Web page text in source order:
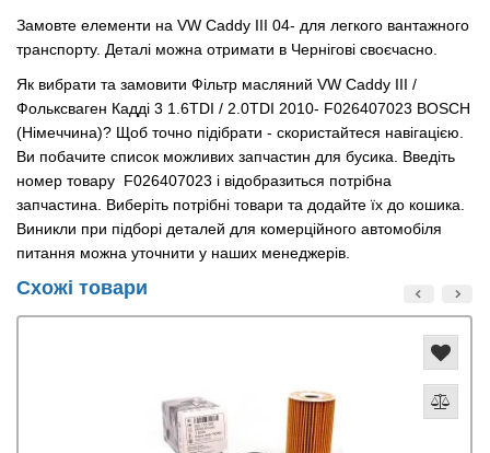
Замовте елементи на VW Caddy III 04- для легкого вантажного
транспорту. Деталі можна отримати в Чернігові своєчасно.
Як вибрати та замовити Фільтр масляний VW Caddy III /
Фольксваген Кадді 3 1.6TDI / 2.0TDI 2010- F026407023 BOSCH
(Німеччина)? Щоб точно підібрати - скористайтеся навігацією.
Ви побачите список можливих запчастин для бусика. Введіть
номер товару F026407023 і відобразиться потрібна
запчастина. Виберіть потрібні товари та додайте їх до кошика.
Виникли при підборі деталей для комерційного автомобіля
питання можна уточнити у наших менеджерів.
Схожі товари